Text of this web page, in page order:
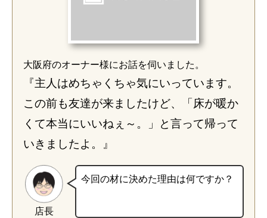
大阪府のオーナー様にお話を伺いました。
『主人はめちゃくちゃ気にいっています。
この前も友達が来ましたけど、「床が暖か
くて本当にいいねぇ～。」と言って帰って
いきましたよ。』
店長
今回の材に決めた理由は何ですか？